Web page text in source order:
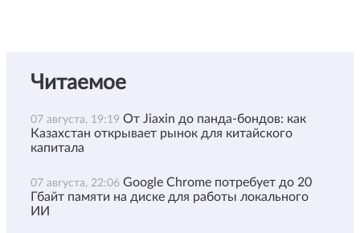
Читаемое
07 августа, 19:19 От Jiaxin до панда-бондов: как
Казахстан открывает рынок для китайского
капитала
07 августа, 22:06 Google Chrome потребует до 20
Гбайт памяти на диске для работы локального
ИИ